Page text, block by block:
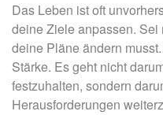
Das Leben ist oft
deine Ziele anpassen. Sei
deine Pläne ändern
Stärke. Es geht nicht
festzuhalten, sondern
Herausforderungen